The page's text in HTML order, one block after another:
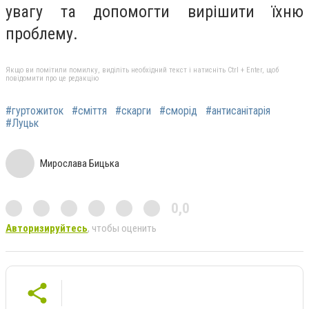
увагу та допомогти вирішити їхню
проблему.
Якщо ви помітили помилку, виділіть необхідний текст і натисніть Ctrl + Enter, щоб
повідомити про це редакцію
#гуртожиток #сміття #скарги #сморід
#антисанітарія
#Луцьк
Мирослава Бицька
0,0
Авторизируйтесь, чтобы оценить